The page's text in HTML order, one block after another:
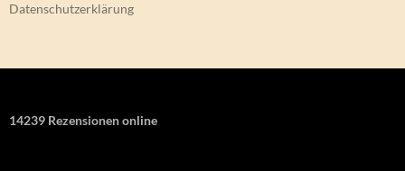
Datenschutzerklärung
14239 Rezensionen online